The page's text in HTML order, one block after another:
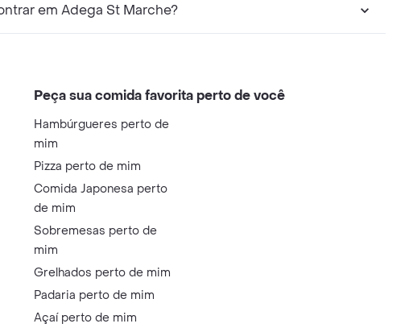
em Adega St Marche?
Peça sua comida favorita perto de você
Hambúrgueres perto de
mim
Pizza perto de mim
Comida Japonesa perto
de mim
Sobremesas perto de
mim
Grelhados perto de mim
Padaria perto de mim
Açaí perto de mim